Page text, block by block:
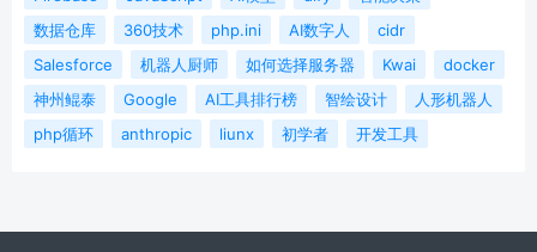
数据仓库
360技术 php.ini AI数字人
cidr
Salesforce
机器人厨师 如何选择服务器 Kwai
docker
神州鲲泰
Google AI工具排行榜 智绘设计
人形机器人
php循环
anthropic liunx 初学者 开发工具